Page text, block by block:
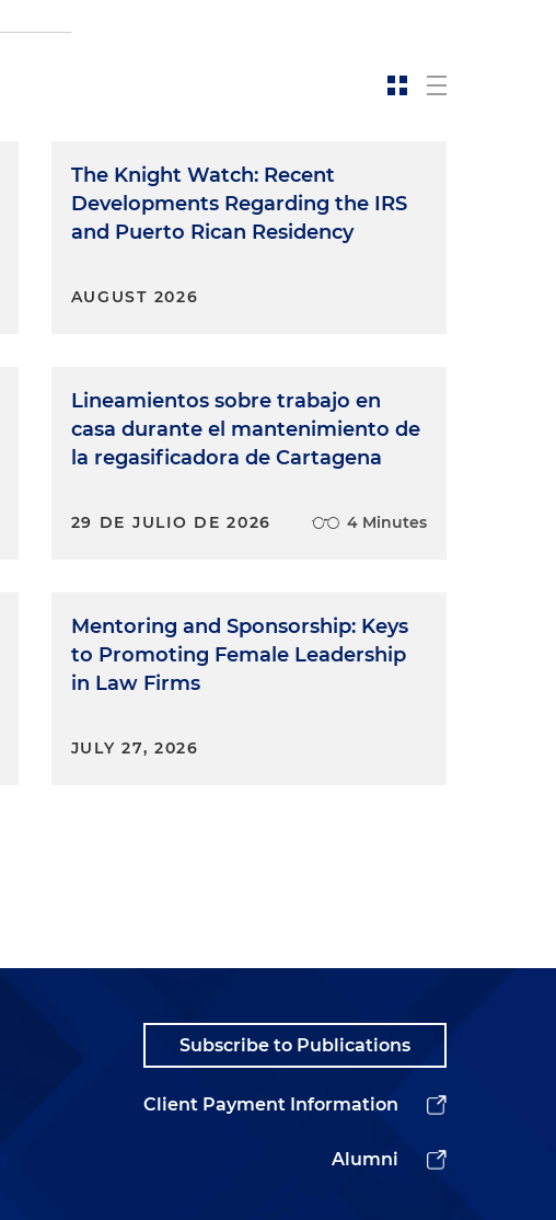
The Knight Watch: Recent
Developments Regarding the IRS
and Puerto Rican Residency
AUGUST 2026
Lineamientos sobre trabajo en
casa durante el mantenimiento de
la regasificadora de Cartagena
29 DE JULIO DE 2026 4 Minutes
Mentoring and Sponsorship: Keys
to Promoting Female Leadership
in Law Firms
JULY 27, 2026
Subscribe to Publications
Client Payment Information
Alumni